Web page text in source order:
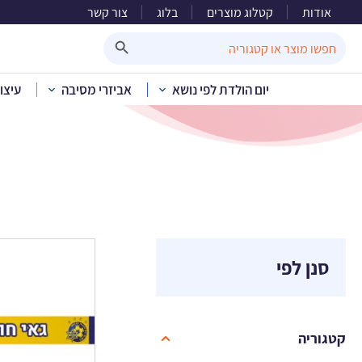
אודות קטלוג מוצרים בלוג צור קשר
for:
יום הולדת לפי נושא אביזרי מסיבה בית
סנן לפי
קטגוריה